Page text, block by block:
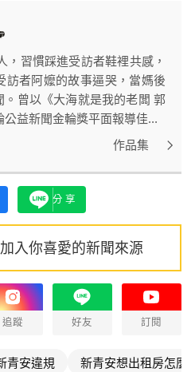
，習慣踩進受訪者鞋裡共感，
訪者阿嬤的故事逼哭，當媽後
曾以《大海就是我的老闆 郭
益新聞金輪獎平面報導佳...
作品集
分享
入你喜愛的新聞來源
追蹤 好友 訂閱
青安違規 新青安想出租房怎麼